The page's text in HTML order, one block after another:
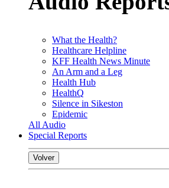
What the Health?
Healthcare Helpline
KFF Health News Minute
An Arm and a Leg
Health Hub
HealthQ
Silence in Sikeston
Epidemic
All Audio
Special Reports
Volver